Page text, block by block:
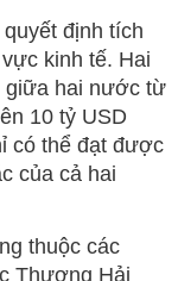
định tích
kinh tế. Hai
giữa hai nước từ
10 tỷ USD
có thể đạt được
của cả hai
thuộc các
Thượng Hải